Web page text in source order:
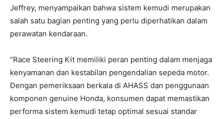
Jeffrey, menyampaikan bahwa sistem kemudi merupakan
salah satu bagian penting yang perlu diperhatikan dalam
perawatan kendaraan.
“Race Steering Kit memiliki peran penting dalam menjaga
kenyamanan dan kestabilan pengendalian sepeda motor.
Dengan pemeriksaan berkala di AHASS dan penggunaan
komponen genuine Honda, konsumen dapat memastikan
performa sistem kemudi tetap optimal sesuai standar